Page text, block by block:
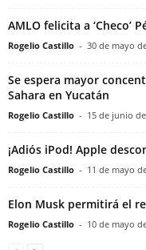
AMLO felicita a ‘Checo’
Rogelio Castillo - 30 de mayo
Se espera mayor
Sahara en Yucatán
Rogelio Castillo - 15 de junio
¡Adiós iPod! Apple
Rogelio Castillo - 11 de mayo
Elon Musk permitirá el
Rogelio Castillo - 10 de mayo